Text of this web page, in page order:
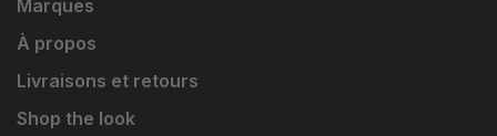
Marques
À propos
Livraisons et retours
Shop the look